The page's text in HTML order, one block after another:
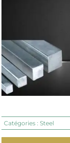
Catégories : Steel